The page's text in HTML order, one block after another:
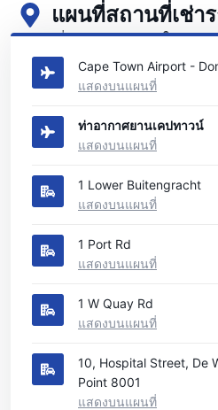
แผนที่สถานที่เช่า
ดูสถานที่เช่ารถหลักของเราในเคปทา
Cape Town Airport -
แสดงบนแผนที่
ท่าอากาศยานเคปทาวน์
แสดงบนแผนที่
1 Lower Buitengracht
แสดงบนแผนที่
1 Port Rd
แสดงบนแผนที่
1 W Quay Rd
แสดงบนแผนที่
10, Hospital Street, De
Point 8001
แสดงบนแผนที่